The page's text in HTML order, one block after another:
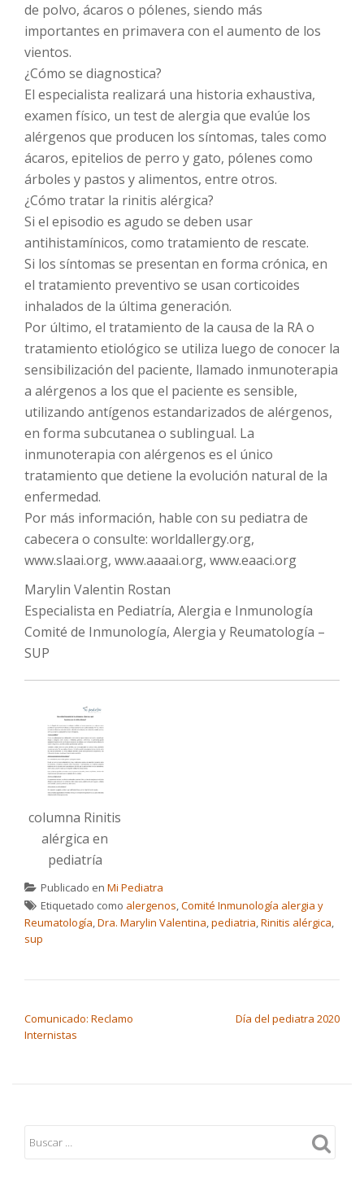
de polvo, ácaros o pólenes, siendo más
importantes en primavera con el aumento de los
vientos.
¿Cómo se diagnostica?
El especialista realizará una historia exhaustiva,
examen físico, un test de alergia que evalúe los
alérgenos que producen los síntomas, tales como
ácaros, epitelios de perro y gato, pólenes como
árboles y pastos y alimentos, entre otros.
¿Cómo tratar la rinitis alérgica?
Si el episodio es agudo se deben usar
antihistamínicos, como tratamiento de rescate.
Si los síntomas se presentan en forma crónica, en
el tratamiento preventivo se usan corticoides
inhalados de la última generación.
Por último, el tratamiento de la causa de la RA o
tratamiento etiológico se utiliza luego de conocer la
sensibilización del paciente, llamado inmunoterapia
a alérgenos a los que el paciente es sensible,
utilizando antígenos estandarizados de alérgenos,
en forma subcutanea o sublingual. La
inmunoterapia con alérgenos es el único
tratamiento que detiene la evolución natural de la
enfermedad.
Por más información, hable con su pediatra de
cabecera o consulte: worldallergy.org,
www.slaai.org, www.aaaai.org, www.eaaci.org
Marylin Valentin Rostan
Especialista en Pediatría, Alergia e Inmunología
Comité de Inmunología, Alergia y Reumatología –
SUP
columna Rinitis
alérgica en
pediatría
Publicado en Mi Pediatra
Etiquetado como alergenos,Comité Inmunología alergia y
Reumatología,Dra. Marylin Valentina,pediatria,Rinitis alérgica,
sup
Comunicado: Reclamo
Internistas
Día del pediatra 2020